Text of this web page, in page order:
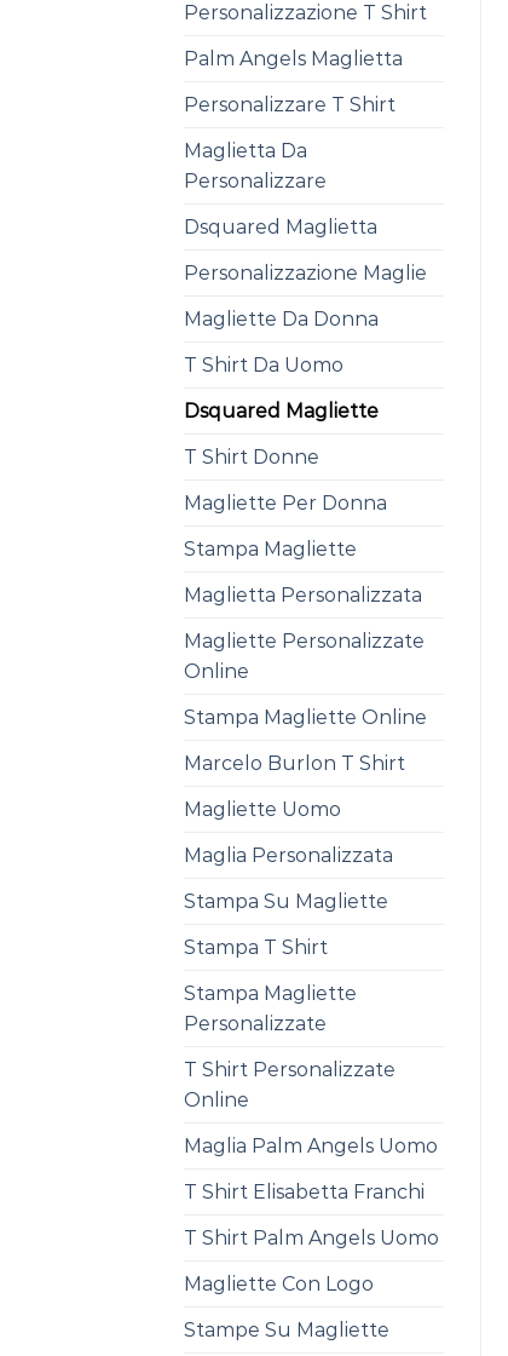
Personalizzazione T Shirt
Palm Angels Maglietta
Personalizzare T Shirt
Maglietta Da
Personalizzare
Dsquared Maglietta
Personalizzazione Maglie
Magliette Da Donna
T Shirt Da Uomo
Dsquared Magliette
T Shirt Donne
Magliette Per Donna
Stampa Magliette
Maglietta Personalizzata
Magliette Personalizzate
Online
Stampa Magliette Online
Marcelo Burlon T Shirt
Magliette Uomo
Maglia Personalizzata
Stampa Su Magliette
Stampa T Shirt
Stampa Magliette
Personalizzate
T Shirt Personalizzate
Online
Maglia Palm Angels Uomo
T Shirt Elisabetta Franchi
T Shirt Palm Angels Uomo
Magliette Con Logo
Stampe Su Magliette